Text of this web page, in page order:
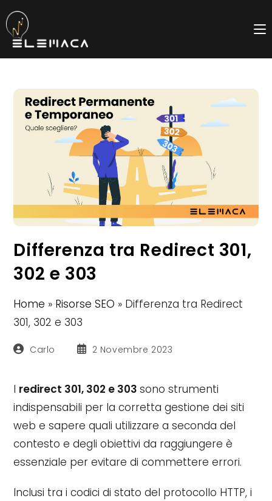
al
contenuto
Differenza tra Redirect 301,
302 e 303
Home » Risorse SEO » Differenza tra Redirect
301, 302 e 303
Autore
Carlo
Articolo2 Novembre 2023
I redirect 301, 302 e 303sono strumenti
indispensabili per la corretta gestione dei siti
web e sapere quali utilizzare a seconda del
contesto e degli obiettivi da raggiungere è
essenziale per evitare di commettere errori.
Inclusi tra i codici di stato del protocollo HTTP, i